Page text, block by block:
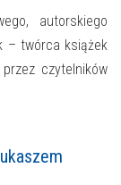
autorskiego
– twórca książek
czytelników